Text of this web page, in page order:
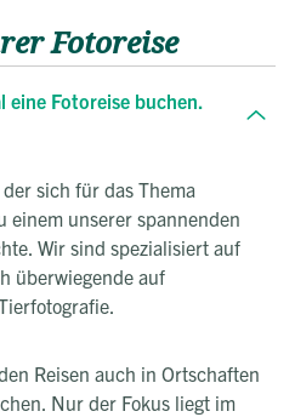
Fotoreise
eine Fotoreise buchen.
sich für das Thema
einem unserer spannenden
Wir sind spezialisiert auf
überwiegende auf
Reisen auch in Ortschaften
Nur der Fokus liegt im